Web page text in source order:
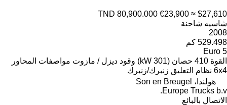
TND 80,900.000 €23,900 ≈ $27,610
شاسيه شاحنة
2008
529.498 كم
Euro 5
القوة 410 حصان (301 kW) وقود ديزل / مازوت مواصفات المحاور
6x4 نظام التعليق زنبرك/زنبرك
هولندا، Son en Breugel
Europe Trucks b.v.
الاتصال بالبائع